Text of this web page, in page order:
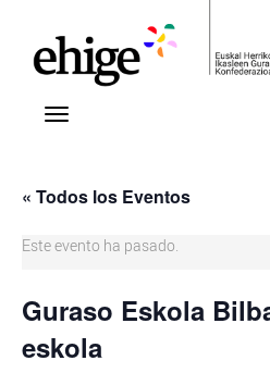
« Todos los Eventos
Este evento ha pasado.
Guraso Eskola
eskola